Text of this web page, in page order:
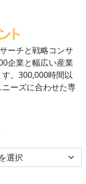
ーチと戦略コンサ
企業と幅広い産業
。300,000時間以
ーズに合わせた専